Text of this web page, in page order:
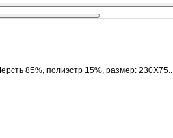
85%, полиэстр 15%, размер: 230Х75..